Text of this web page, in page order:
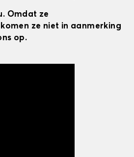
Omdat ze
ze niet in aanmerking
op.